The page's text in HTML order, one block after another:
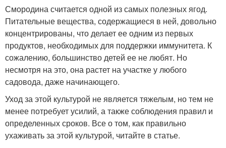
Смородина считается одной из самых полезных ягод.
Питательные вещества, содержащиеся в ней, довольно
концентрированы, что делает ее одним из первых
продуктов, необходимых для поддержки иммунитета. К
сожалению, большинство детей ее не любят. Но
несмотря на это, она растет на участке у любого
садовода, даже начинающего.
Уход за этой культурой не является тяжелым, но тем не
менее потребует усилий, а также соблюдения правил и
определенных сроков. Все о том, как правильно
ухаживать за этой культурой, читайте в статье.